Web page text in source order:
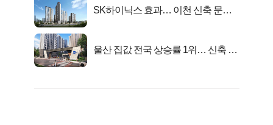
SK하이닉스 효과… 이천 신축 문의
울산 집값 전국 상승률 1위… 신축 지